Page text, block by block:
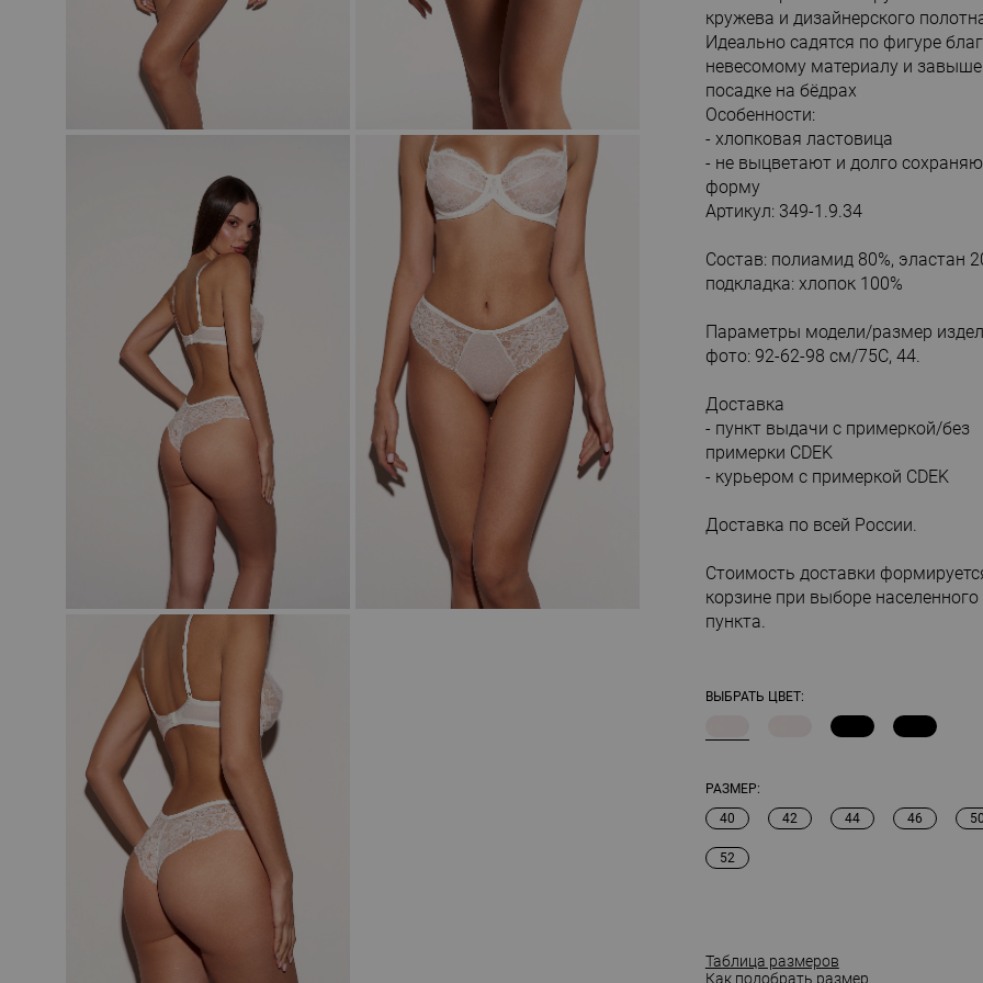
кружева и дизайнерского
Идеально садятся по фигуре
невесомому материалу и
посадке на бёдрах
Особенности:
- хлопковая ластовица
- не выцветают и долго
форму
Артикул: 349-1.9.34
Состав: полиамид 80%, эластан
подкладка: хлопок 100%
Параметры модели/размер
фото: 92-62-98 см/75С, 44.
Доставка
- пункт выдачи с примеркой/без
примерки CDEK
- курьером с примеркой CDEK
Доставка по всей России.
Стоимость доставки
корзине при выборе населенного
пункта.
ВЫБРАТЬ ЦВЕТ:
РАЗМЕР:
40
42 44 46 50
52
Таблица размеров
Как подобрать размер